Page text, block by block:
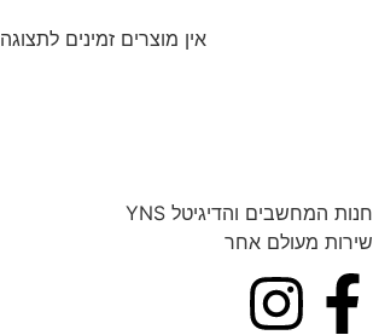
אין מוצרים זמינים לתצוגה
חנות המחשבים והדיגיטל YNS
שירות מעולם אחר